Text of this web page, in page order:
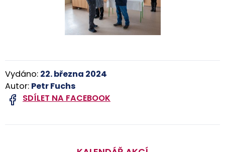
SDÍLET NA FACEBOOK
Vydáno: 22. března 2024
Autor: Petr Fuchs